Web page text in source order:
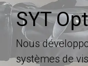
SYT
Nous
systèmes de